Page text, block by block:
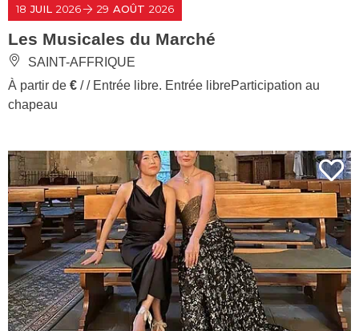
18 JUIL 2026 29 AOÛT 2026
Les Musicales du Marché
SAINT-AFFRIQUE
À partir de € / / Entrée libre. Entrée libreParticipation au
chapeau